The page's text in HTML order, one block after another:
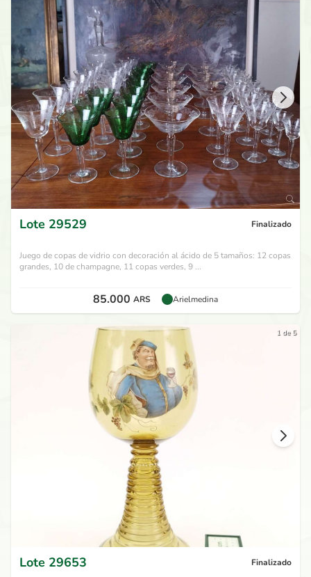
Lote 29529 Finalizado
Juego de copas de vidrio con decoración al ácido de 5 tamaños: 12 copas
grandes, 10 de champagne, 11 copas verdes, 9 ...
85.000 ARS Arielmedina
1 de 5
Lote 29653 Finalizado